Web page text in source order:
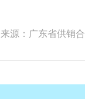
来源： 广东省供销